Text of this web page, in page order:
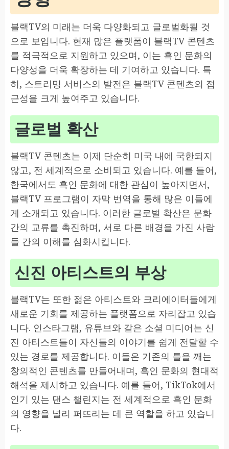
블랙TV의 미래는 더욱 다양화되고 글로벌화될 것
으로 보입니다. 현재 많은 플랫폼이 블랙TV 콘텐츠
를 적극적으로 지원하고 있으며, 이는 흑인 문화의
다양성을 더욱 확장하는 데 기여하고 있습니다. 특
히, 스트리밍 서비스의 발전은 블랙TV 콘텐츠의 접
근성을 크게 높여주고 있습니다.
글로벌 확산
블랙TV 콘텐츠는 이제 단순히 미국 내에 국한되지
않고, 전 세계적으로 소비되고 있습니다. 예를 들어,
한국에서도 흑인 문화에 대한 관심이 높아지면서,
블랙TV 프로그램이 자막 번역을 통해 많은 이들에
게 소개되고 있습니다. 이러한 글로벌 확산은 문화
간의 교류를 촉진하며, 서로 다른 배경을 가진 사람
들 간의 이해를 심화시킵니다.
신진 아티스트의 부상
블랙TV는 또한 젊은 아티스트와 크리에이터들에게
새로운 기회를 제공하는 플랫폼으로 자리잡고 있습
니다. 인스타그램, 유튜브와 같은 소셜 미디어는 신
진 아티스트들이 자신들의 이야기를 쉽게 전달할 수
있는 경로를 제공합니다. 이들은 기존의 틀을 깨는
창의적인 콘텐츠를 만들어내며, 흑인 문화의 현대적
해석을 제시하고 있습니다. 예를 들어, TikTok에서
인기 있는 댄스 챌린지는 전 세계적으로 흑인 문화
의 영향을 널리 퍼뜨리는 데 큰 역할을 하고 있습니
다.